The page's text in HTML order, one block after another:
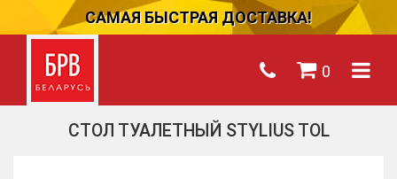
САМАЯ БЫСТРАЯ ДОСТАВКА!
0
СТОЛ ТУАЛЕТНЫЙ STYLIUS TOL